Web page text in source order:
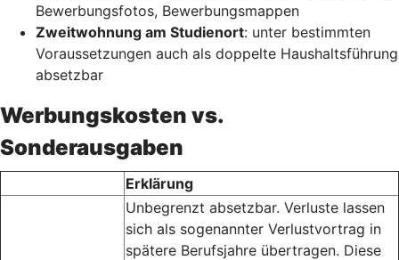
Bewerbungsfotos, Bewerbungsmappen
Zweitwohnung am Studienort: unter bestimmten
Voraussetzungen auch als doppelte Haushaltsführung
absetzbar
Werbungskosten vs.
Sonderausgaben
Erklärung
Unbegrenzt absetzbar. Verluste lassen
sich als sogenannter Verlustvortrag in
spätere Berufsjahre übertragen. Diese